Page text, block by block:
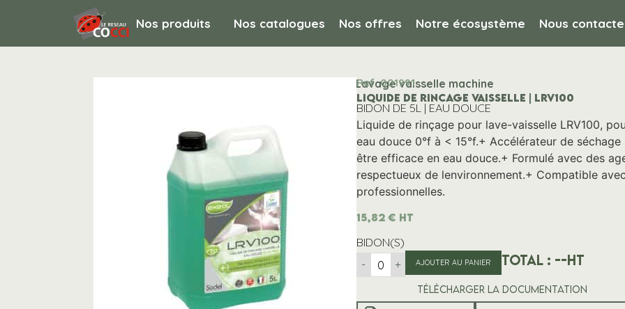
Nos produits Nos catalogues Nos offres Notre écosystème Nous
HYGIENE ET ENTRETIEN / Hygiene de la cuisine / Lavage vaisselle machine
Ref. 001991
LIQUIDE DE RINCAGE VAISSELLE | LRV100
BIDON DE 5L | EAU DOUCE
Liquide de rinçage pour lave-vaisselle LRV100,
eau douce 0°f à < 15°f.+ Accélérateur de
être efficace en eau douce.+ Formulé avec des
respectueux de lenvironnement.+ Compatible
professionnelles.
15,82 € HT
BIDON(S)
-
+ AJOUTER AU PANIER Total : --HT
Télécharger la documentation